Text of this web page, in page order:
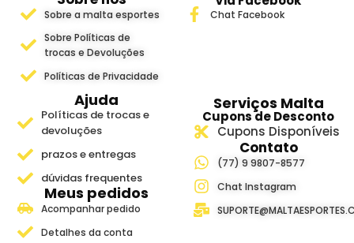
Sobre a malta esportes
Sobre Políticas de
trocas e Devoluções
Políticas de Privacidade
Chat Facebook
Ajuda
Políticas de trocas e
devoluções
prazos e entregas
dúvidas frequentes
Meus pedidos
Acompanhar pedido
Detalhes da conta
Serviços Malta
Cupons de Desconto
Cupons Disponíveis
Contato
(77) 9 9807-8577
Chat Instagram